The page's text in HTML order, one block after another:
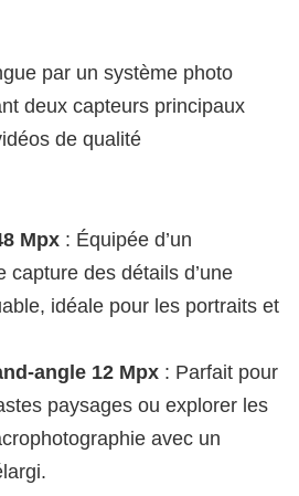
par un système photo
deux capteurs principaux
de qualité
Mpx : Équipée d’un
capture des détails d’une
idéale pour les portraits et
angle 12 Mpx : Parfait pour
paysages ou explorer les
avec un